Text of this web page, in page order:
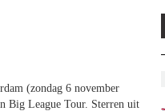
(zondag 6 november
Big League Tour. Sterren uit